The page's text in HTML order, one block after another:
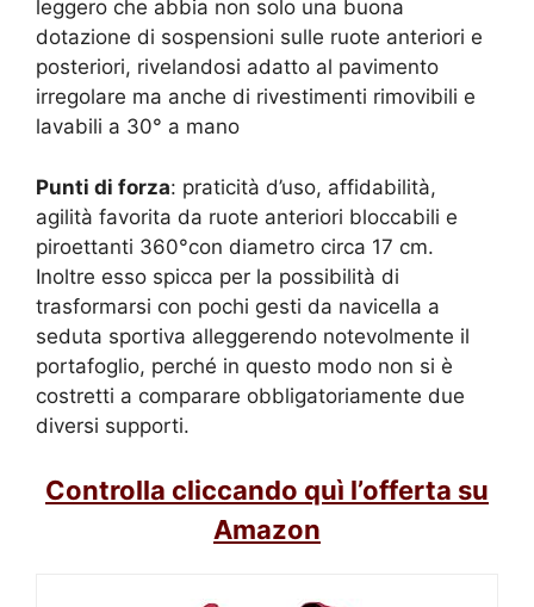
leggero che abbia non solo una buona
dotazione di sospensioni sulle ruote anteriori e
posteriori, rivelandosi adatto al pavimento
irregolare ma anche di rivestimenti rimovibili e
lavabili a 30° a mano
Punti di forza: praticità d’uso, affidabilità,
agilità favorita da ruote anteriori bloccabili e
piroettanti 360°con diametro circa 17 cm.
Inoltre esso spicca per la possibilità di
trasformarsi con pochi gesti da navicella a
seduta sportiva alleggerendo notevolmente il
portafoglio, perché in questo modo non si è
costretti a comparare obbligatoriamente due
diversi supporti.
Controlla cliccando quì l’offerta su
Amazon